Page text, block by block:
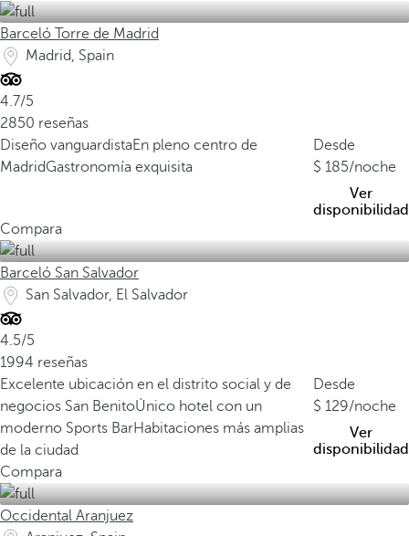
Barceló Torre de Madrid
Madrid, Spain
4.7/5
2850 reseñas
Diseño vanguardistaEn pleno centro de
MadridGastronomía exquisita
Desde
185/noche
Ver
disponibilidad
Compara
Barceló San Salvador
San Salvador, El Salvador
4.5/5
1994 reseñas
Excelente ubicación en el distrito social y de
negocios San BenitoÚnico hotel con un
moderno Sports BarHabitaciones más amplias
de la ciudad
Desde
129/noche
Ver
disponibilidad
Compara
Occidental Aranjuez